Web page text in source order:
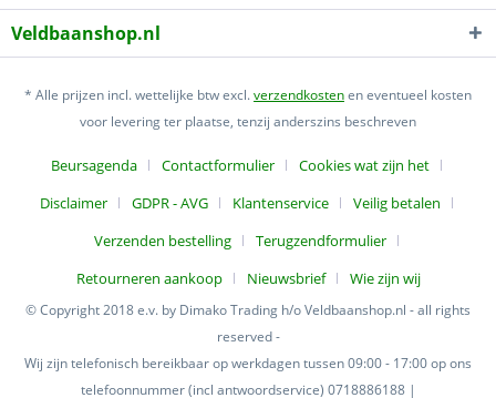
Veldbaanshop.nl
* Alle prijzen incl. wettelijke btw excl.verzendkostenen eventueel kosten
voor levering ter plaatse, tenzij anderszins beschreven
Beursagenda Contactformulier
Cookies wat zijn het
Disclaimer
GDPR - AVG Klantenservice
Veilig betalen
Verzenden bestelling
Terugzendformulier
Retourneren aankoop
Nieuwsbrief Wie zijn wij
© Copyright 2018 e.v. by Dimako Trading h/o Veldbaanshop.nl - all rights
reserved -
Wij zijn telefonisch bereikbaar op werkdagen tussen 09:00 - 17:00 op ons
telefoonnummer (incl antwoordservice) 0718886188 |